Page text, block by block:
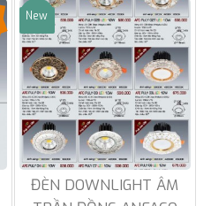
Sale
New
ĐÈN DOWNLIGHT ÂM